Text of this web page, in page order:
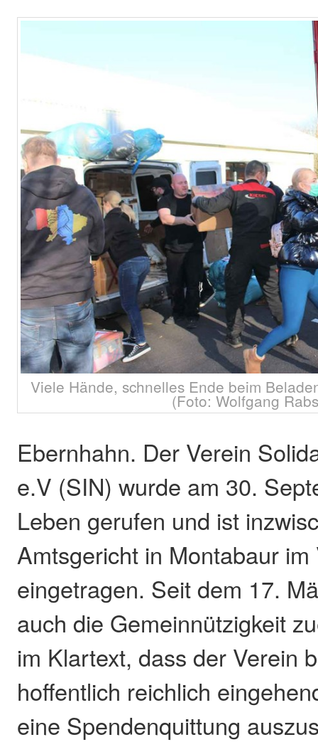
Viele Hände, schnelles Ende beim
(Foto: Wolfgang
Ebernhahn. Der Verein
e.V (SIN) wurde am 30.
Leben gerufen und ist
Amtsgericht in Montabaur
eingetragen. Seit dem 17.
auch die Gemeinnützigkeit
im Klartext, dass der Verein
hoffentlich reichlich
eine Spendenquittung